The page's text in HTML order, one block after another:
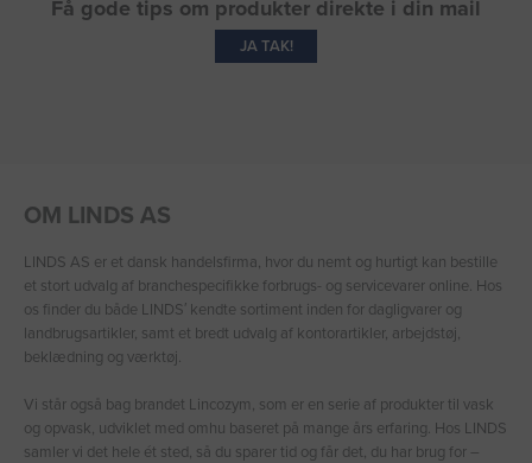
Få gode tips om produkter direkte i din mail
JA TAK!
OM LINDS AS
LINDS AS er et dansk handelsfirma, hvor du nemt og hurtigt kan bestille
et stort udvalg af branchespecifikke forbrugs- og servicevarer online. Hos
os finder du både LINDS′ kendte sortiment inden for dagligvarer og
landbrugsartikler, samt et bredt udvalg af kontorartikler, arbejdstøj,
beklædning og værktøj.
Vi står også bag brandet Lincozym, som er en serie af produkter til vask
og opvask, udviklet med omhu baseret på mange års erfaring. Hos LINDS
samler vi det hele ét sted, så du sparer tid og får det, du har brug for –